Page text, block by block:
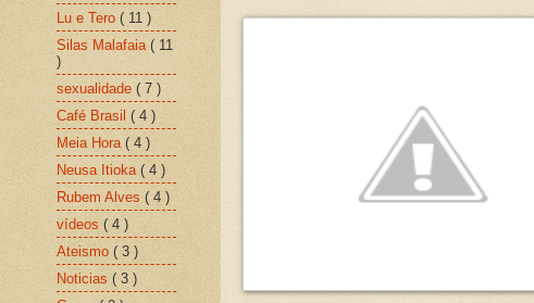
Lu e Tero ( 11 )
Silas Malafaia ( 11
)
sexualidade ( 7 )
Café Brasil ( 4 )
Meia Hora ( 4 )
Neusa Itioka ( 4 )
Rubem Alves ( 4 )
vídeos ( 4 )
Ateismo ( 3 )
Noticias ( 3 )